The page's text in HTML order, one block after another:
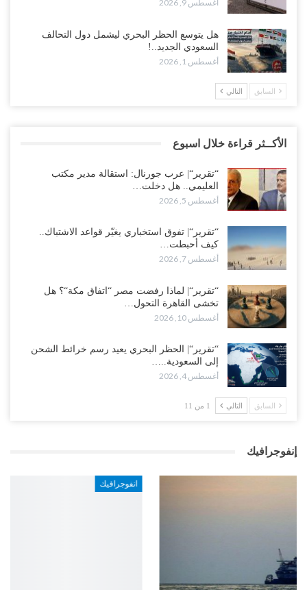
أغسطس 9, 2026
هل يتوسع الحظر البحري ليشمل دول التحالف
السعودي الجديد..!
أغسطس 1, 2026
السابق التالي
الأكــثر قراءة خلال اسبوع
“تقرير“| عرب جورنال: استقالة مدير مكتب
العليمي.. هل دخلت…
أغسطس 5, 2026
“تقرير“| تفوق استخباري يغيّر قواعد الاشتباك..
كيف أحبطت…
أغسطس 7, 2026
“تقرير“| لماذا رفضت مصر “اتفاق مكة“؟ هل
تخشى القاهرة التحول…
أغسطس 10, 2026
“تقرير“| الحظر البحري يعيد رسم خرائط الشحن
إلى السعودية..…
أغسطس 4, 2026
السابق التالي 1 من 11
إنفوجرافيك